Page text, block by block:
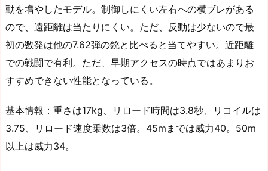
動を増やしたモデル。制御しにくい左右への横ブレがある
ので、遠距離は当たりにくい。ただ、反動は少ないので最
初の数発は他の7.62弾の銃と比べると当てやすい。近距離
での戦闘で有利。ただ、早期アクセスの時点ではあまりお
すすめできない性能となっている。
基本情報：重さは17kg、リロード時間は3.8秒、リコイルは
3.75、リロード速度乗数は3倍。45mまでは威力40。50m
以上は威力34。